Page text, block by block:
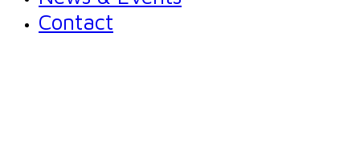
Contact